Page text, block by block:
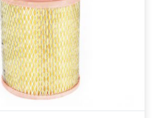
Ver producto